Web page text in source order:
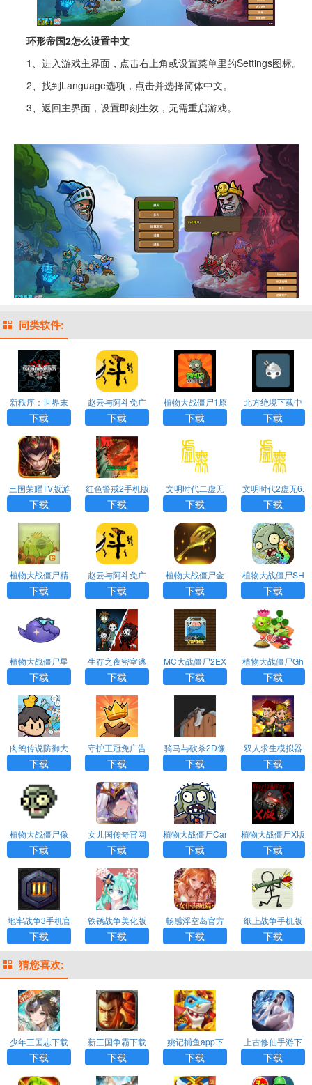
环形帝国2怎么设置中文
1、进入游戏主界面，点击右上角或设置菜单里的Settings图标。
2、找到Language选项，点击并选择简体中文。
3、返回主界面，设置即刻生效，无需重启游戏。
同类软件:
新秩序：世界末
日汉化版游戏AP
P下载
下载
赵云与阿斗免广
告版下载
下载
植物大战僵尸1原
版下载中文版
下载
北方绝境下载中
文版
下载
三国荣耀TV版游
戏APP下载
下载
红色警戒2手机版
下载
文明时代二虚无
中文版下载
下载
文明时代2虚无6.
0最新版
下载
植物大战僵尸精
华版手游官方最
新版
下载
赵云与阿斗免广
告版下载
下载
植物大战僵尸金
铲铲版手机最新
版
下载
植物大战僵尸SH
UTTLE版手机版
下载
下载
植物大战僵尸星
座版手机最新版
下载
下载
生存之夜密室逃
脱官方正版下载
下载
MC大战僵尸2EX
PAND版下载
下载
植物大战僵尸Gh
Tr版手机官方版
下载
下载
肉鸽传说防御大
战安卓手机版下
载
下载
守护王冠免广告
版下载
下载
骑马与砍杀2D像
素版手机版下载
下载
双人求生模拟器
下载安装手机版
下载
植物大战僵尸像
素版手游下载官
方正版
下载
女儿国传奇官网
版下载
下载
植物大战僵尸Car
d手机版下载
下载
植物大战僵尸X版
下载
下载
地牢战争3手机官
方中文版
下载
铁锈战争美化版
手游安卓最新版
下载
畅感浮空岛官方
版下载
下载
纸上战争手机版
安装包下载
下载
猜您喜欢:
少年三国志下载
下载
新三国争霸下载
下载
姚记捕鱼app下
载
下载
上古修仙手游下
载
下载